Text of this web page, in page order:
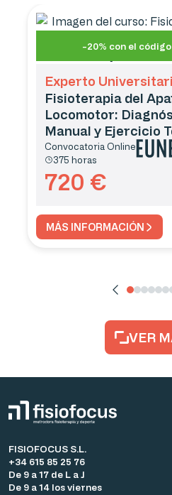
-20% con el código
Experto
Fisioterapia del
Locomotor:
Manual y Ejercicio
Convocatoria Online
375 horas
720 €
MÁS INFORMACIÓN
VER
FISIOFOCUS S.L.
+34 615 85 25 76
De 9 a 17 de L a J
De 9 a 14 los viernes